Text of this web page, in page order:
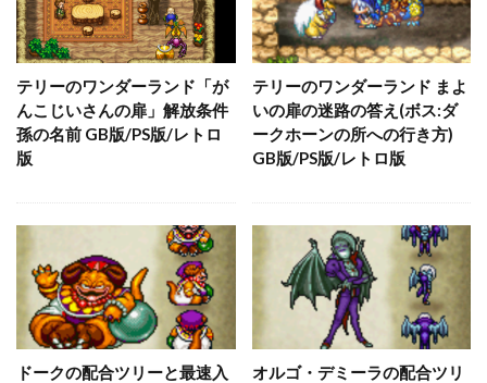
テリーのワンダーランド「が
んこじいさんの扉」解放条件
孫の名前 GB版/PS版/レトロ
版
テリーのワンダーランド まよ
いの扉の迷路の答え(ボス:ダ
ークホーンの所への行き方)
GB版/PS版/レトロ版
ドークの配合ツリーと最速入
オルゴ・デミーラの配合ツリ